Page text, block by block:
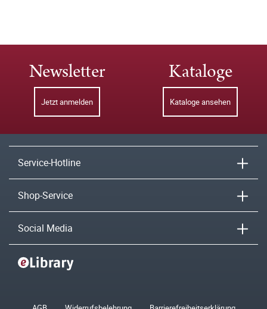
Newsletter
Jetzt anmelden
Kataloge
Kataloge ansehen
Service-Hotline
Shop-Service
Social Media